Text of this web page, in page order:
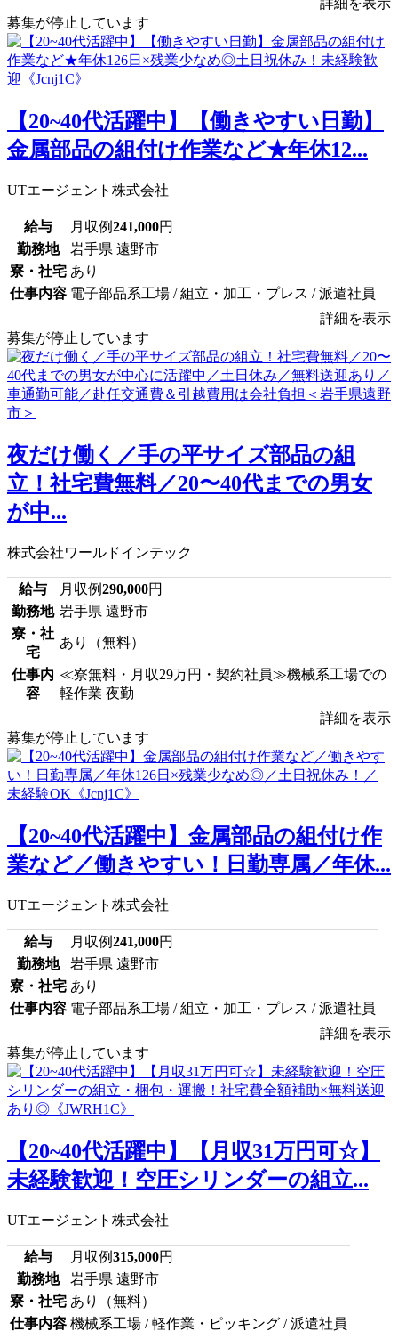
詳細を表示
募集が停止しています
【20~40代活躍中】【働きやすい日勤】
金属部品の組付け作業など★年休12...
UTエージェント株式会社
給与 月収例241,000円
勤務地
岩手県 遠野市
寮・社宅 あり
仕事内容 電子部品系工場 / 組立・加工・プレス / 派遣社員
詳細を表示
募集が停止しています
夜だけ働く／手の平サイズ部品の組
立！社宅費無料／20〜40代までの男女
が中...
株式会社ワールドインテック
給与 月収例290,000円
勤務地 岩手県 遠野市
寮・社
宅
あり（無料）
仕事内
容
≪寮無料・月収29万円・契約社員≫機械系工場での
軽作業 夜勤
詳細を表示
募集が停止しています
【20~40代活躍中】金属部品の組付け作
業など／働きやすい！日勤専属／年休...
UTエージェント株式会社
給与 月収例241,000円
勤務地
岩手県 遠野市
寮・社宅 あり
仕事内容 電子部品系工場 / 組立・加工・プレス / 派遣社員
詳細を表示
募集が停止しています
【20~40代活躍中】【月収31万円可☆】
未経験歓迎！空圧シリンダーの組立...
UTエージェント株式会社
給与 月収例315,000円
勤務地
岩手県 遠野市
寮・社宅 あり（無料）
仕事内容 機械系工場 / 軽作業・ピッキング / 派遣社員